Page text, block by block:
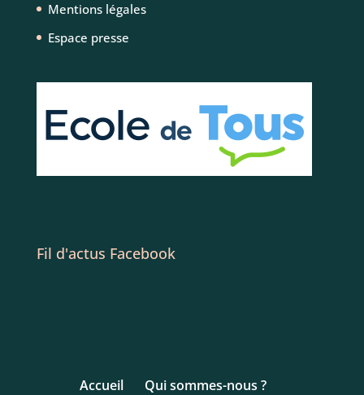
Mentions légales
Espace presse
Fil d'actus Facebook
Accueil Qui sommes-nous ?